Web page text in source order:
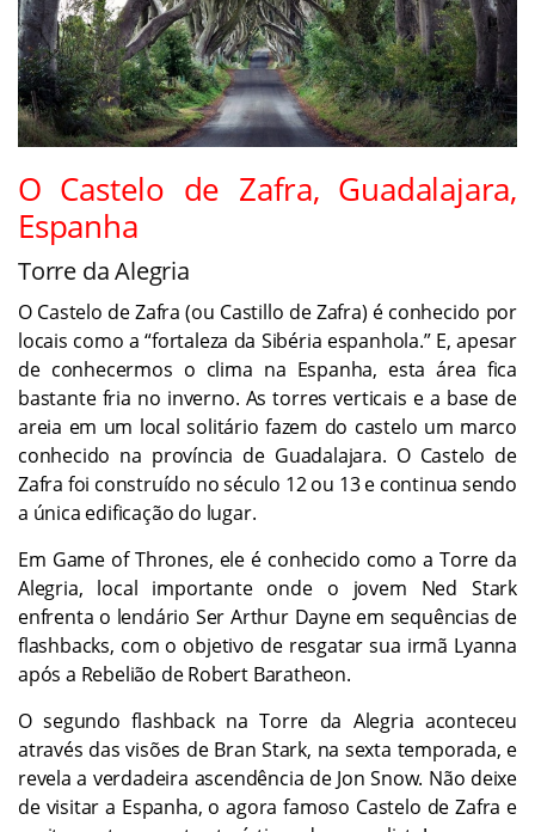
O Castelo de Zafra, Guadalajara,
Espanha
Torre da Alegria
O Castelo de Zafra (ou Castillo de Zafra) é conhecido por
locais como a “fortaleza da Sibéria espanhola.” E, apesar
de conhecermos o clima na Espanha, esta área fica
bastante fria no inverno. As torres verticais e a base de
areia em um local solitário fazem do castelo um marco
conhecido na província de Guadalajara. O Castelo de
Zafra foi construído no século 12 ou 13 e continua sendo
a única edificação do lugar.
Em Game of Thrones, ele é conhecido como a Torre da
Alegria, local importante onde o jovem Ned Stark
enfrenta o lendário Ser Arthur Dayne em sequências de
flashbacks, com o objetivo de resgatar sua irmã Lyanna
após a Rebelião de Robert Baratheon.
O segundo flashback na Torre da Alegria aconteceu
através das visões de Bran Stark, na sexta temporada, e
revela a verdadeira ascendência de Jon Snow. Não deixe
de visitar a Espanha, o agora famoso Castelo de Zafra e